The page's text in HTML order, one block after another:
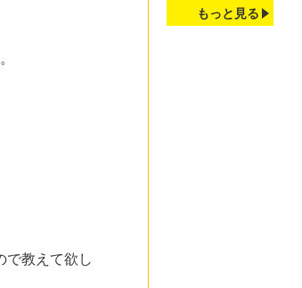
で教えて欲し
もっと見る